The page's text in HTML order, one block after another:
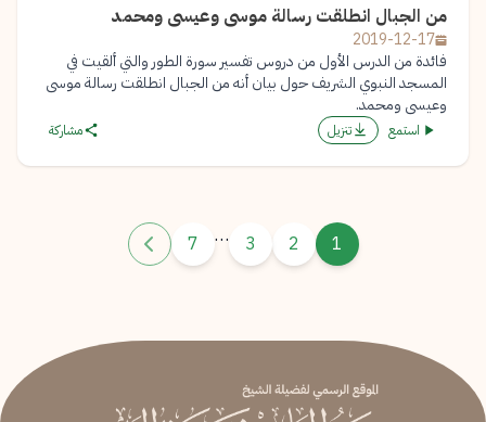
من الجبال انطلقت رسالة موسى وعيسى ومحمد
2019-12-17
فائدة من الدرس الأول من دروس تفسير سورة الطور والتي ألقيت في
المسجد النبوي الشريف حول بيان أنه من الجبال انطلقت رسالة موسى
وعيسى ومحمد.
استمع تنزيل مشاركة
1
2
3
…
7